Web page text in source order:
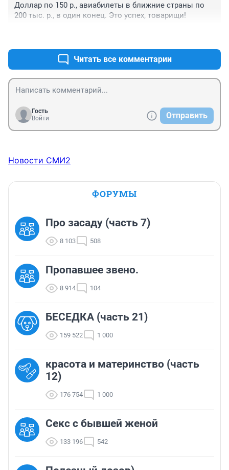
Доллар по 150 р., авиабилеты в ближние страны по
200 тыс. р., в один конец. Это успех, товарищи!
Читать все комментарии
Гость
Войти
Отправить
Новости СМИ2
ФОРУМЫ
Про засаду (часть 7)
8 103 508
Пропавшее звено.
8 914 104
БЕСЕДКА (часть 21)
159 522 1 000
красота и материнство (часть
12)
176 754 1 000
Секс с бывшей женой
133 196 542